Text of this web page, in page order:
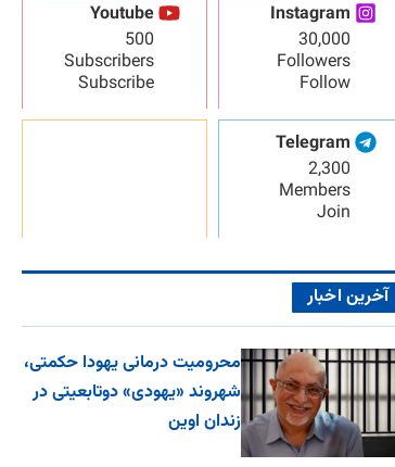
Instagram
30,000
Followers
Follow
Youtube
500
Subscribers
Subscribe
Telegram
2,300
Members
Join
آخرین اخبار
محرومیت درمانی یهودا حکمتی،
شهروند «یهودی» دوتابعیتی در
زندان اوین